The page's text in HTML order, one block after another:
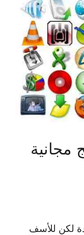
مجانية
لكن للأسف